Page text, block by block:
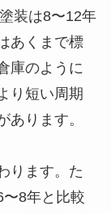
装は8〜12年
あくまで標
庫のように
り短い周期
あります。
ります。た
8年と比較